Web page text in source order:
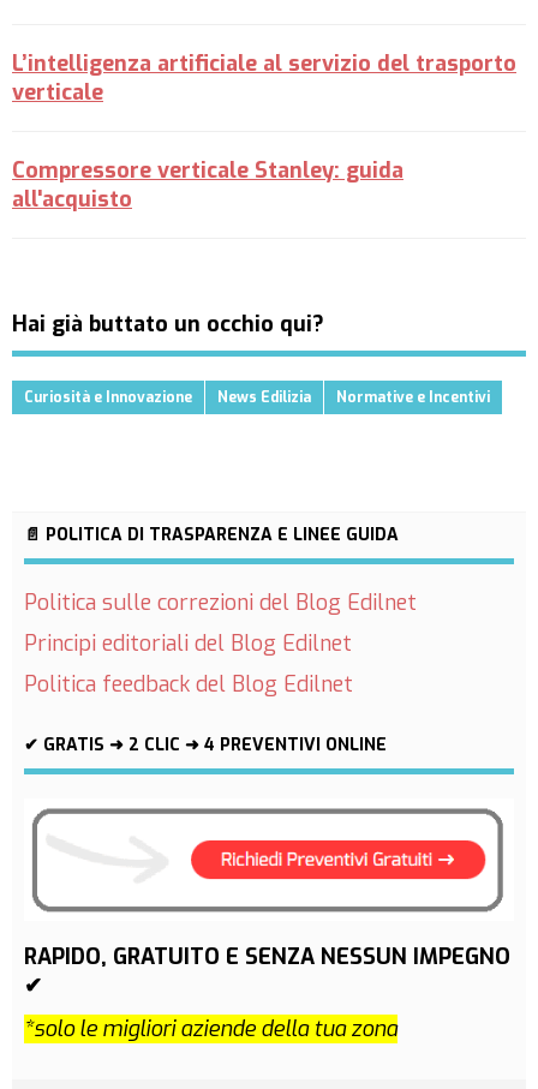
L’intelligenza artificiale al servizio del trasporto
verticale
Compressore verticale Stanley: guida
all'acquisto
Hai già buttato un occhio qui?
Curiosità e Innovazione News Edilizia Normative e Incentivi
📄 POLITICA DI TRASPARENZA E LINEE GUIDA
Politica sulle correzioni del Blog Edilnet
Principi editoriali del Blog Edilnet
Politica feedback del Blog Edilnet
✔ GRATIS ➜ 2 CLIC ➜ 4 PREVENTIVI ONLINE
RAPIDO, GRATUITO E SENZA NESSUN IMPEGNO
✔
*solo le migliori aziende della tua zona